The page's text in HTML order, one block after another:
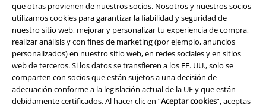
que otras provienen de nuestros socios. Nosotros y nuestros socios
utilizamos cookies para garantizar la fiabilidad y seguridad de
nuestro sitio web, mejorar y personalizar tu experiencia de compra,
realizar análisis y con fines de marketing (por ejemplo, anuncios
personalizados) en nuestro sitio web, en redes sociales y en sitios
web de terceros. Si los datos se transfieren a los EE. UU., solo se
comparten con socios que están sujetos a una decisión de
adecuación conforme a la legislación actual de la UE y que están
debidamente certificados. Al hacer clic en “Aceptar cookies”, aceptas
Legal
Términos y Condiciones